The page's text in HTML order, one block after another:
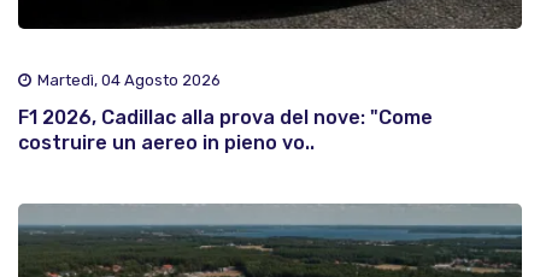
Martedì, 04 Agosto 2026
F1 2026, Cadillac alla prova del nove: "Come
costruire un aereo in pieno vo..